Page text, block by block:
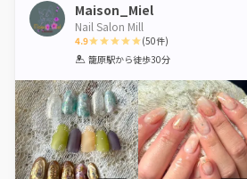
Maison_Miel
Nail Salon Mill
4.9
1 2 3 4 5
(50件)
籠原駅から徒歩30分